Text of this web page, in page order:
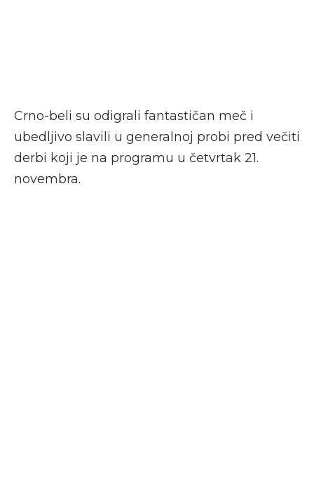
Crno-beli su odigrali fantastičan meč i
ubedljivo slavili u generalnoj probi pred večiti
derbi koji je na programu u četvrtak 21.
novembra.